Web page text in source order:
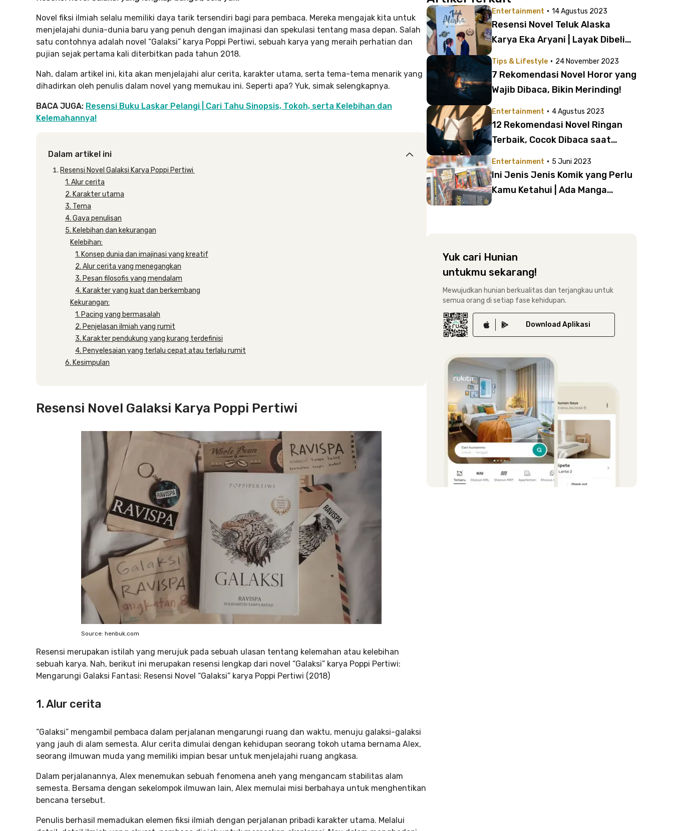
Novel fiksi ilmiah selalu memiliki daya tarik tersendiri bagi para pembaca. Mereka mengajak kita untuk
menjelajahi dunia-dunia baru yang penuh dengan imajinasi dan spekulasi tentang masa depan. Salah
satu contohnya adalah novel “Galaksi” karya Poppi Pertiwi, sebuah karya yang meraih perhatian dan
pujian sejak pertama kali diterbitkan pada tahun 2018.
Nah, dalam artikel ini, kita akan menjelajahi alur cerita, karakter utama, serta tema-tema menarik yang
dihadirkan oleh penulis dalam novel yang memukau ini. Seperti apa? Yuk, simak selengkapnya.
BACA JUGA: Resensi Buku Laskar Pelangi | Cari Tahu Sinopsis, Tokoh, serta Kelebihan dan
Kelemahannya!
Dalam artikel ini
Resensi Novel Galaksi Karya Poppi Pertiwi
1. Alur cerita
2. Karakter utama
3. Tema
4. Gaya penulisan
5. Kelebihan dan kekurangan
Kelebihan:
1. Konsep dunia dan imajinasi yang kreatif
2. Alur cerita yang menegangkan
3. Pesan filosofis yang mendalam
4. Karakter yang kuat dan berkembang
Kekurangan:
1. Pacing yang bermasalah
2. Penjelasan ilmiah yang rumit
3. Karakter pendukung yang kurang terdefinisi
4. Penyelesaian yang terlalu cepat atau terlalu rumit
6. Kesimpulan
Resensi Novel Galaksi Karya Poppi Pertiwi
Source: henbuk.com
Resensi merupakan istilah yang merujuk pada sebuah ulasan tentang kelemahan atau kelebihan
sebuah karya. Nah, berikut ini merupakan resensi lengkap dari novel “Galaksi” karya Poppi Pertiwi:
Mengarungi Galaksi Fantasi: Resensi Novel “Galaksi” karya Poppi Pertiwi (2018)
1. Alur cerita
“Galaksi” mengambil pembaca dalam perjalanan mengarungi ruang dan waktu, menuju galaksi-galaksi
yang jauh di alam semesta. Alur cerita dimulai dengan kehidupan seorang tokoh utama bernama Alex,
seorang ilmuwan muda yang memiliki impian besar untuk menjelajahi ruang angkasa.
Dalam perjalanannya, Alex menemukan sebuah fenomena aneh yang mengancam stabilitas alam
semesta. Bersama dengan sekelompok ilmuwan lain, Alex memulai misi berbahaya untuk menghentikan
bencana tersebut.
Penulis berhasil memadukan elemen fiksi ilmiah dengan perjalanan pribadi karakter utama. Melalui
Entertainment · 14 Agustus 2023
Resensi Novel Teluk Alaska
Karya Eka Aryani | Layak Dibeli
Tips & Lifestyle · 24 November 2023
7 Rekomendasi Novel Horor yang
Wajib Dibaca, Bikin Merinding!
Entertainment · 4 Agustus 2023
12 Rekomendasi Novel Ringan
Terbaik, Cocok Dibaca saat
Entertainment · 5 Juni 2023
Ini Jenis Jenis Komik yang Perlu
Kamu Ketahui | Ada Manga
Yuk cari Hunian
untukmu sekarang!
Mewujudkan hunian berkualitas dan terjangkau untuk
semua orang di setiap fase kehidupan.
Download Aplikasi